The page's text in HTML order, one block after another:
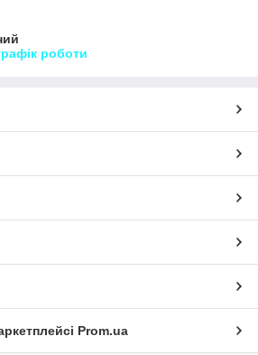
роботи
Prom.ua